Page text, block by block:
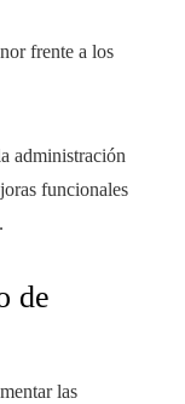
frente a los
administración
funcionales
de
las